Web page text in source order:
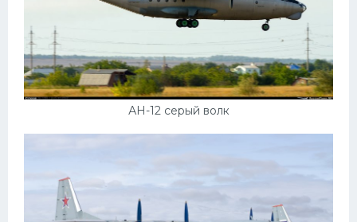
АН-12 серый волк